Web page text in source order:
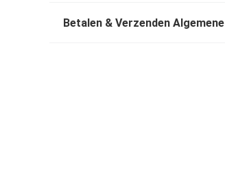
Betalen & Verzenden